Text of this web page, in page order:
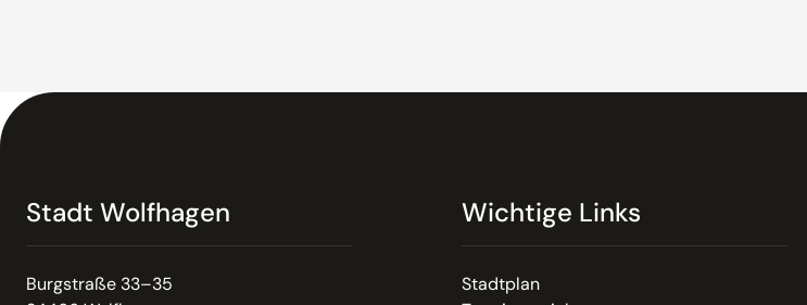
Stadt Wolfhagen
Burgstraße 33–35
Wichtige Links
Stadtplan